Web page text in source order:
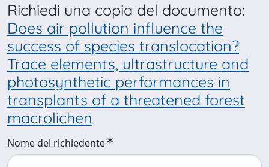
Richiedi una copia del documento:
Does air pollution influence the
success of species translocation?
Trace elements, ultrastructure and
photosynthetic performances in
transplants of a threatened forest
macrolichen
Nome del richiedente